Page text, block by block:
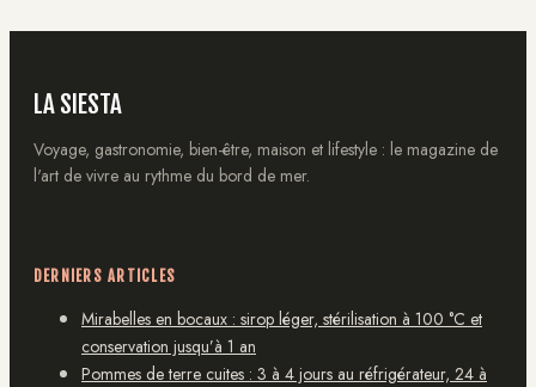
LA SIESTA
Voyage, gastronomie, bien-être, maison et lifestyle : le magazine de
l'art de vivre au rythme du bord de mer.
DERNIERS ARTICLES
Mirabelles en bocaux : sirop léger, stérilisation à 100 °C et
conservation jusqu’à 1 an
Pommes de terre cuites : 3 à 4 jours au réfrigérateur, 24 à